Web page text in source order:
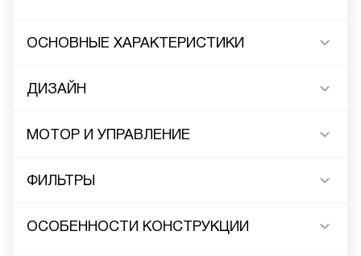
ОСНОВНЫЕ ХАРАКТЕРИСТИКИ
ДИЗАЙН
МОТОР И УПРАВЛЕНИЕ
ФИЛЬТРЫ
ОСОБЕННОСТИ КОНСТРУКЦИИ